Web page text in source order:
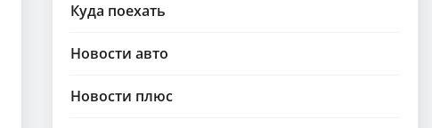
Куда поехать
Новости авто
Новости плюс